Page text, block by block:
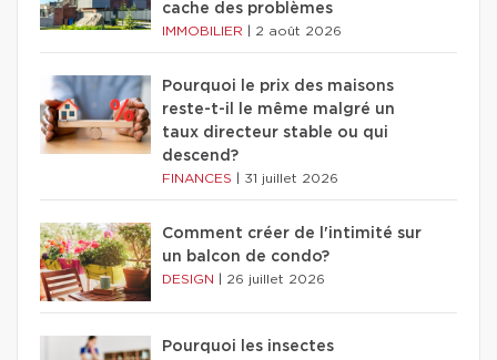
cache des problèmes
IMMOBILIER 2 août 2026
Pourquoi le prix des maisons
reste-t-il le même malgré un
taux directeur stable ou qui
descend?
FINANCES 31 juillet 2026
Comment créer de l'intimité sur
un balcon de condo?
DESIGN 26 juillet 2026
Pourquoi les insectes